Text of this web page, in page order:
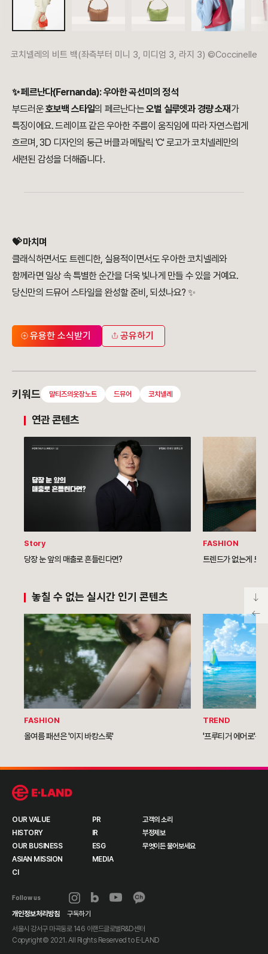
코치넬레의 비트 백(좌측부터 미니 3, 미디엄 3, 라지 3) ©Coccinelle
✨ 페르난다(Fernanda): 우아한 곡선미의 정석
부드러운호보백 스타일의 페르난다는오벌 실루엣과 경량 소재 가
특징이에요. 드레이프 같은 우아한 주름이 움직임에 따라 자연스럽게
흐르며, 3D 디자인의 둥근 버클과 메탈릭 'C' 로고가 코치넬레만의
세련된 감성을 더해줍니다.
💝 마치며
클래식하면서도 트렌디한, 실용적이면서도 우아한 코치넬레와
함께라면 일상 속 특별한 순간을 더욱 빛나게 만들 수 있을 거예요.
당신만의 드뮤어 스타일을 완성할 준비, 되셨나요? ✨
유용한 소식받기 공유하기
키워드 말티즈의옷장노트 드뮤어 코치넬레
연관 콘텐츠
Story
당장 눈 앞의 매출로 흔들린다면?
FASHION
트렌드가 없는게 트
놓칠 수 없는 실시간 인기 콘텐츠
FASHION
올여름 패션은 '이지 바캉스룩'
TREND
'프루티거 에어로'를
OUR VALUE
HISTORY
OUR BUSINESS
ASIAN MISSION
CI
PR
IR
ESG
MEDIA
고객의 소리
부정제보
무엇이든 물어보세요
Follow us
개인정보처리방침
구독하기
서울시 강서구 마곡동로 146 이랜드글로벌R&D센터
Copyright© 2021. All Rights Reserved to E·LAND